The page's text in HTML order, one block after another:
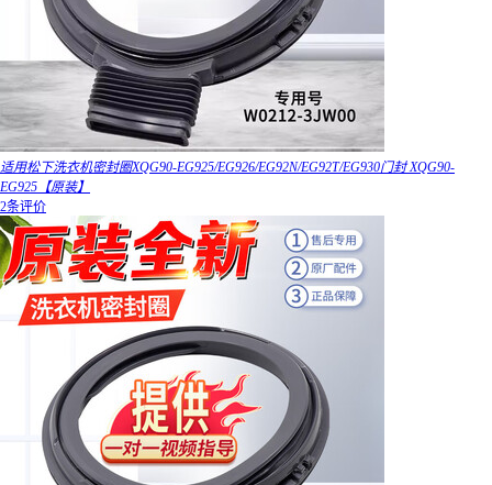
适用松下洗衣机密封圈XQG90-EG925/EG926/EG92N/EG92T/EG930门封 XQG90-
EG925【原装】
2条评价